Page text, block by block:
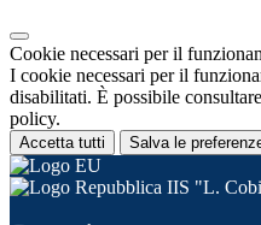
Cookie necessari per il
I cookie necessari per il
disabilitati. È possibile
policy.
Accetta tutti Salva le
IIS "L.